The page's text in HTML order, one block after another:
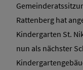
Rattenberg hat
Kindergarten St.
nun als nächster